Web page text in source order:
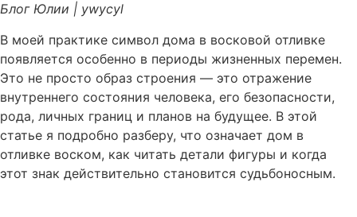
Блог Юлии | ywycyl
В моей практике символ дома в восковой отливке
появляется особенно в периоды жизненных перемен.
Это не просто образ строения — это отражение
внутреннего состояния человека, его безопасности,
рода, личных границ и планов на будущее. В этой
статье я подробно разберу, что означает дом в
отливке воском, как читать детали фигуры и когда
этот знак действительно становится судьбоносным.